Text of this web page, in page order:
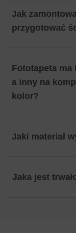
Jak
przygotować
Fototapeta
a inny na
kolor?
Jaki materiał
Jaka jest